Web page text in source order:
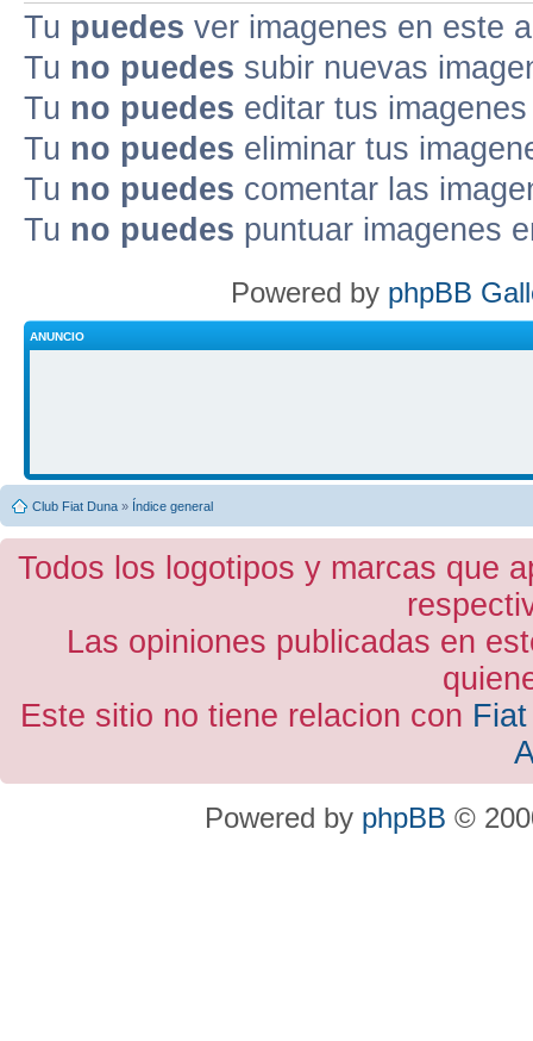
Tu puedes ver imagenes en este
Tu no puedes subir nuevas
Tu no puedes editar tus
Tu no puedes eliminar tus
Tu no puedes comentar las
Tu no puedes puntuar imagenes
Powered by phpBB
ANUNCIO
Club Fiat Duna » Índice general
Todos los logotipos y marcas que
Las opiniones publicadas en
Este sitio no tiene relacion con
Powered by phpBB ©